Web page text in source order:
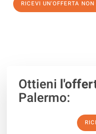
RICEVI UN'OFFERTA
Ottieni
Palermo: